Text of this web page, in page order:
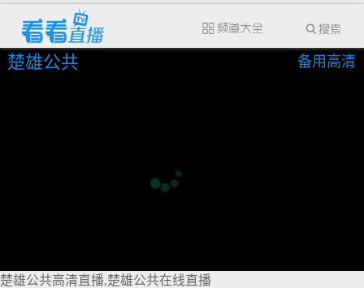
楚雄公共 备用高清
楚雄公共高清直播,楚雄公共在线直播